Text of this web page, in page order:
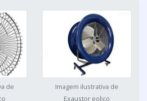
de
Imagem ilustrativa de
Exaustor eolico